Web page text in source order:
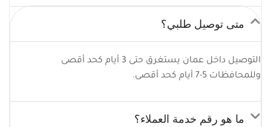
متى توصيل طلبي؟
التوصيل داخل عمان يستغرق حتى 3 أيام كحد أقصى
وللمحافظات 5-7 أيام كحد أقصى.
ما هو رقم خدمة العملاء؟